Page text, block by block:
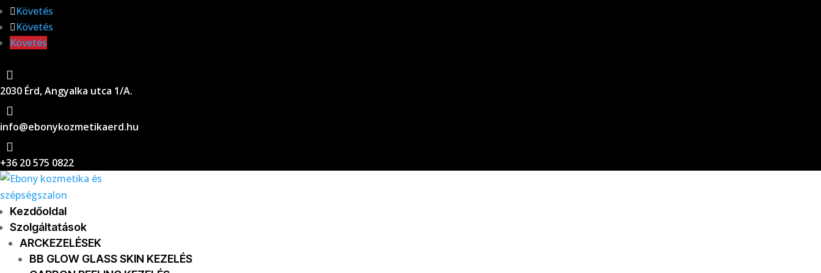
Követés
Követés
Követés

2030 Érd, Angyalka utca 1/A.

info@ebonykozmetikaerd.hu

+36 20 575 0822
Kezdőoldal
Szolgáltatások
ARCKEZELÉSEK
BB GLOW GLASS SKIN KEZELÉS